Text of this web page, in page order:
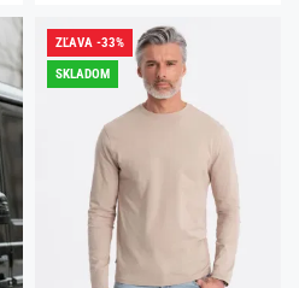
ZĽAVA -33%
SKLADOM